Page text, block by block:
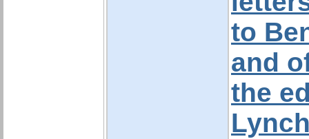
to
and
the